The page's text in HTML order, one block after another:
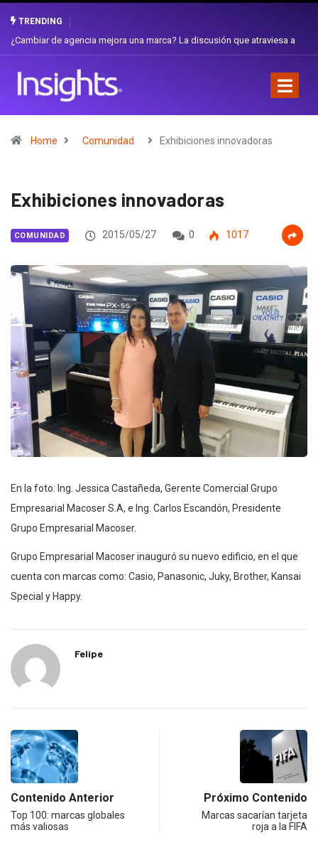
TRENDING
Gabriela Herrera y el arte de cambiarse el sombrero en Corporación
Home Comunidad Exhibiciones innovadoras
Exhibiciones innovadoras
COMUNIDAD 2015/05/27 0 1017
En la foto: Ing. Jessica Castañeda, Gerente Comercial Grupo
Empresarial Macoser S.A, e Ing. Carlos Escandón, Presidente
Grupo Empresarial Macoser.
Grupo Empresarial Macoser inauguró su nuevo edificio, en el que
cuenta con marcas como: Casio, Panasonic, Juky, Brother, Kansai
Special y Happy.
Felipe
Contenido Anterior
Top 100: marcas globales
más valiosas
Próximo Contenido
Marcas sacarían tarjeta
roja a la FIFA